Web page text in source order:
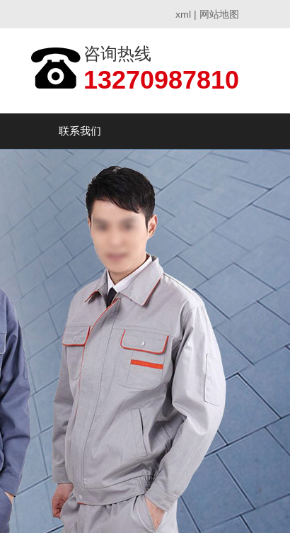
xml | 网站地图
咨询热线
13270987810
联系我们